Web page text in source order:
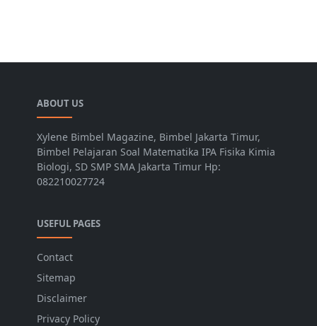
ABOUT US
Xylene Bimbel Magazine, Bimbel Jakarta Timur,
Bimbel Pelajaran Soal Matematika IPA Fisika Kimia
Biologi, SD SMP SMA Jakarta Timur Hp:
082210027724
USEFUL PAGES
Contact
Sitemap
Disclaimer
Privacy Policy